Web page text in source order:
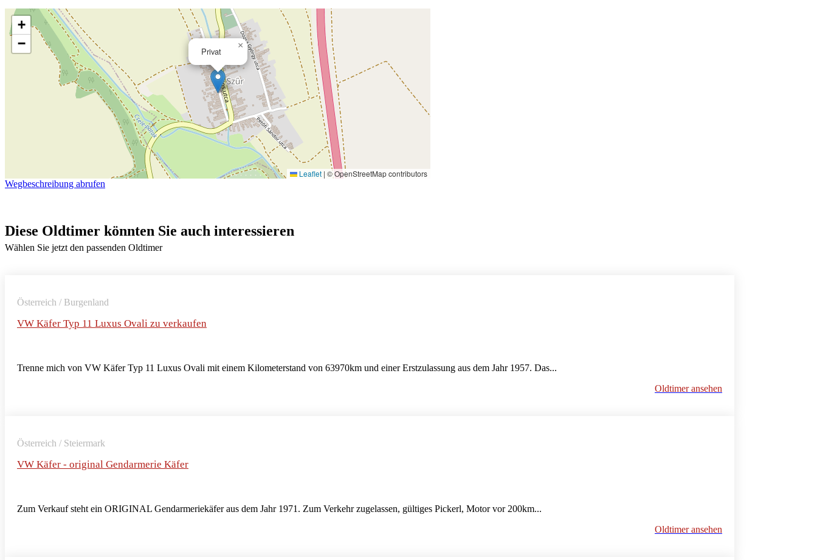
Privat
×
+
−
Leaflet | © OpenStreetMap contributors
Wegbeschreibung abrufen
Diese Oldtimer könnten Sie auch interessieren
Wählen Sie jetzt den passenden Oldtimer
Österreich / Burgenland
VW Käfer Typ 11 Luxus Ovali zu verkaufen
Trenne mich von VW Käfer Typ 11 Luxus Ovali mit einem Kilometerstand von 63970km und einer Erstzulassung aus dem Jahr 1957. Das...
Oldtimer ansehen
Österreich / Steiermark
VW Käfer - original Gendarmerie Käfer
Zum Verkauf steht ein ORIGINAL Gendarmeriekäfer aus dem Jahr 1971. Zum Verkehr zugelassen, gültiges Pickerl, Motor vor 200km...
Oldtimer ansehen